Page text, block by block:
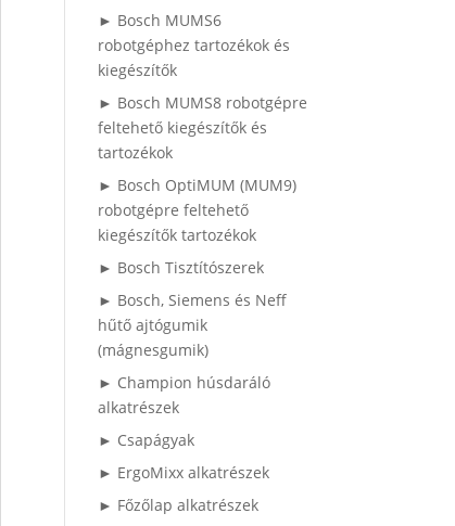
► Bosch MUMS6
robotgéphez tartozékok és
kiegészítők
► Bosch MUMS8 robotgépre
feltehető kiegészítők és
tartozékok
► Bosch OptiMUM (MUM9)
robotgépre feltehető
kiegészítők tartozékok
► Bosch Tisztítószerek
► Bosch, Siemens és Neff
hűtő ajtógumik
(mágnesgumik)
► Champion húsdaráló
alkatrészek
► Csapágyak
► ErgoMixx alkatrészek
► Főzőlap alkatrészek